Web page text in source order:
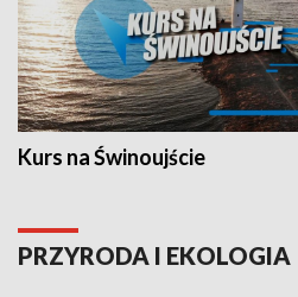
Kurs na Świnoujście
PRZYRODA I EKOLOGIA